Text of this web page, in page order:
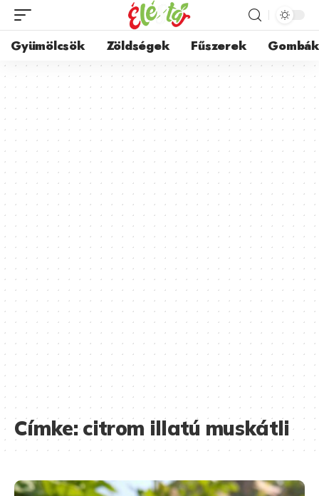
Gyümölcsök Zöldségek Fűszerek Gombák
Címke:citrom illatú muskátli